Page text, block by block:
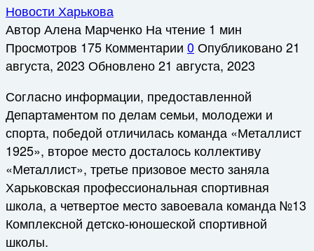
Новости Харькова
АвторАлена Марченко На чтение 1 мин
Просмотров 175 Комментарии 0Опубликовано21
августа, 2023 Обновлено21 августа, 2023
Согласно информации, предоставленной
Департаментом по делам семьи, молодежи и
спорта, победой отличилась команда «Металлист
1925», второе место досталось коллективу
«Металлист», третье призовое место заняла
Харьковская профессиональная спортивная
школа, а четвертое место завоевала команда №13
Комплексной детско-юношеской спортивной
школы.